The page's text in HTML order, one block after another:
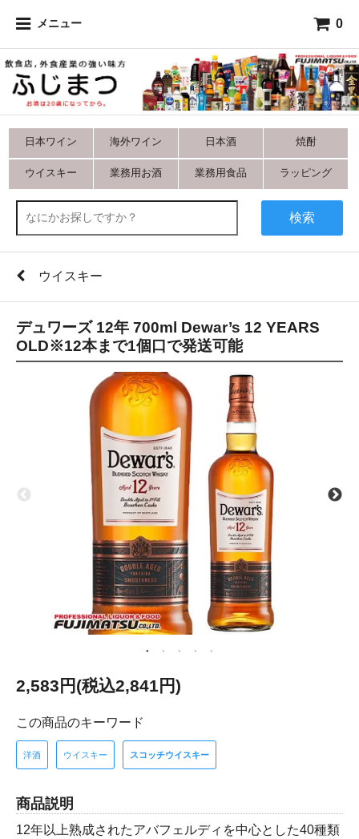
メニュー 0
日本ワイン 海外ワイン 日本酒 焼酎
ウイスキー 業務用お酒 業務用食品 ラッピング
検索
ウイスキー
デュワーズ 12年 700ml Dewar’s 12 YEARS
OLD※12本まで1個口で発送可能
2,583円(税込2,841円)
この商品のキーワード
洋酒 ウイスキー スコッチウイスキー
商品説明
12年以上熟成されたアバフェルディを中心とした40種類